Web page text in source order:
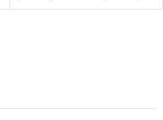
šťavnatá a aromatická s